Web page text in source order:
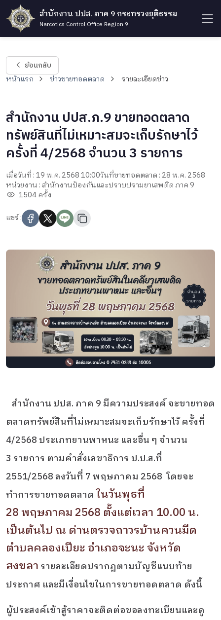
สำนักงาน ปปส. ภาค 9 กระทรวงยุติธรรม
Narcotics Control Office Region 9
ย้อนกลับ
หน้าแรก ข่าวขายทอดตลาด รายละเอียดข่าว
สำนักงาน ปปส.ภ.9 ขายทอดตลาด
ทรัพย์สินที่ไม่เหมาะสมจะเก็บรักษาไว้
ครั้งที่ 4/2568 จำนวน 3 รายการ
เมื่อวันที่ : 19 พ.ค. 2568 10:00วันที่ขายทอดตลาด : 28 พ.ค. 2568
หน่วยงาน : สำนักงานป้องกันและปราบปรามยาเสพติด ภาค 9
1504 ครั้ง
แชร์ :
สำนักงาน ปปส. ภาค 9 มีความประสงค์ จะขายทอด
ตลาดทรัพย์สินที่ไม่เหมาะสมจะเก็บรักษาไว้ ครั้งที่
4/2568 ประเภทยานพาหนะ และอื่น ๆ จำนวน
3 รายการ ตามคำสั่งเลขาธิการ ป.ป.ส.ที่
2551/2568 ลงวันที่ 7 พฤษภาคม 2568 โดยจะ
ทำการขายทอดตลาดในวันพุธที่
28 พฤษภาคม 2568 ตั้งแต่เวลา 10.00 น.
เป็นต้นไปณ ด่านตรวจถาวรบ้านควนมีด
ตำบลคลองเปียะ อำเภอจะนะ จังหวัด
สงขลา รายละเอียดปรากฏตามบัญชีแนบท้าย
ประกาศ และมีเงื่อนไขในการขายทอดตลาด ดังนี้
ผู้ประสงค์เข้าสู้ราคาจะติดต่อขอลงทะเบียนและดู